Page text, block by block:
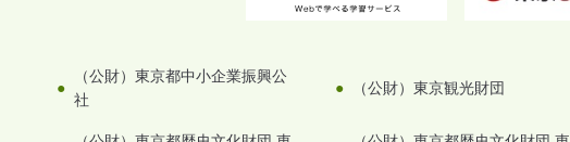
（公財）東京都中小企業振興公
社
（公財）東京観光財団